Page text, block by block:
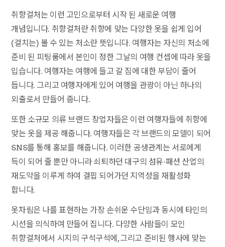
취향걸처는 이런 고민으로부터 시작 된 새로운 여행
개념입니다. 취향걸처란 취향에 맞는 다양한 옷을 쉽게 입어
(걸치는) 볼 수 있는 처소란 뜻입니다. 여행자는 자신의 처소에
준비 된 피팅룸에서 본인이 정한 그날의 여행 컨셉에 따라 옷을
입습니다. 여행자는 여행에 들고 갈 짐에 대한 부담이 줄어
듭니다. 그리고 여행자에게 있어 여행을 관광이 아닌 하나의
외출로서 만들어 줍니다.
또한 소규모 의류 브랜드 창업자들은 이런 여행자들에 취향에
맞는 옷을 제공 해줍니다. 여행자들은 각 브랜드의 모델이 되어
SNS를 통해 홍보를 해줍니다. 이러한 공생관계는 서로에게
득이 되어 줄 뿐만 아니라 쇠퇴하던 대구의 섬유·패션 산업의
재도약을 이루게 하여 결핍 되어가던 지역성을 재활성화
합니다.
옷차림은 나를 표현하는 가장 손쉬운 수단임과 동시에 타인의
시선을 의식하여 만들어 집니다. 다양한 사람들이 모인
취향걸처에서 시지의 구석구석에, 그리고 준비된 행사에 맞는